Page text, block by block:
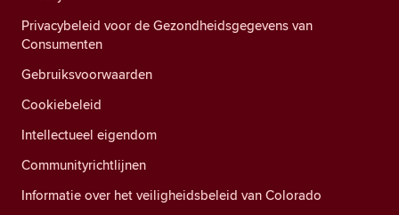
Privacybeleid voor de Gezondheidsgegevens van
Consumenten
Gebruiksvoorwaarden
Cookiebeleid
Intellectueel eigendom
Communityrichtlijnen
Informatie over het veiligheidsbeleid van Colorado